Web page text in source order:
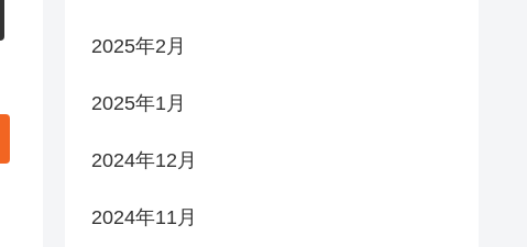
2025年2月
2025年1月
2024年12月
2024年11月